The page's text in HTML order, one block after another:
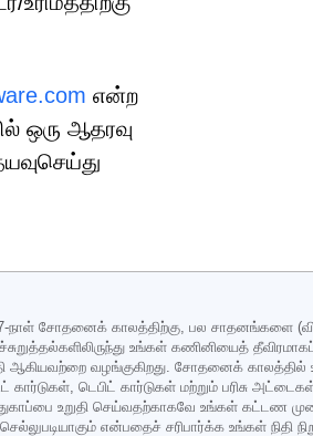
என்ற
ஒரு ஆதரவு
சோதனைக் காலத்திற்கு, பல சாதனங்களை
உங்கள் கணினியைத்
வழங்குகிறது. சோதனைக் காலத்தில்
டெபிட் கார்டுகள் மற்றும் பரிசு
உறுதி செய்வதற்காகவே உங்கள் கட்டண
என்பதைச் சரிபார்க்க உங்கள் நிதி